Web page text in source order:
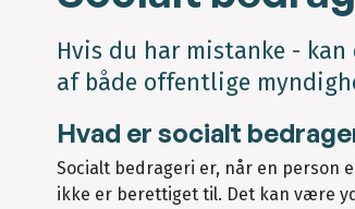
Hvis du har mistanke -
af både offentlige
Hvad er socialt
Socialt bedrageri er, når en person
ikke er berettiget til. Det kan være